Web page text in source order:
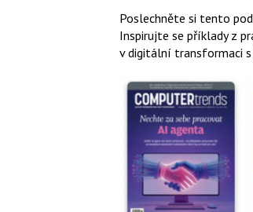
Poslechněte si tento
Inspirujte se příklady z
v digitální transformaci s